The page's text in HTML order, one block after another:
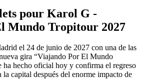
pour Karol G -
Mundo Tropitour 2027
el 24 de junio de 2027 con una de las
gira “Viajando Por El Mundo
ha hecho oficial hoy y confirma el regreso
la capital después del enorme impacto de